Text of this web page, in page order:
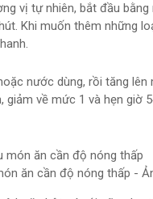
vị tự nhiên, bắt đầu
Khi muốn thêm những
nước dùng, rồi tăng lên
về mức 1 và hẹn giờ
ăn cần độ nóng thấp -